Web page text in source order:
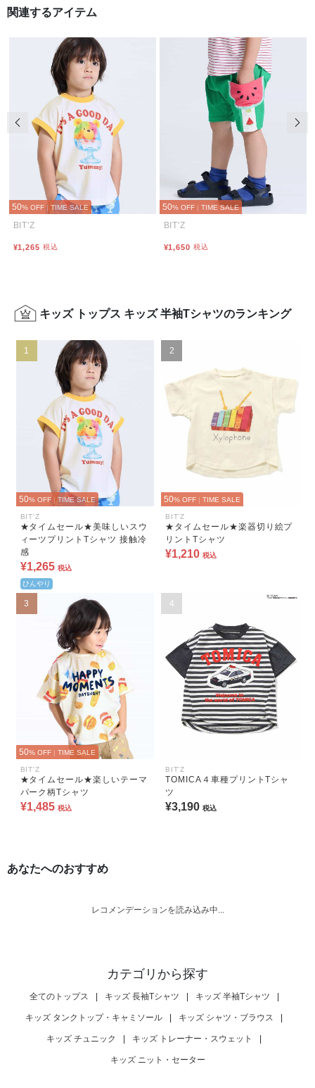
関連するアイテム
50% OFF | TIME SALE
BIT'Z
¥1,265 税込
50% OFF | TIME SALE
BIT'Z
¥1,650 税込
前の画像 次
キッズ トップス キッズ 半袖Tシャツのランキング
1
50% OFF | TIME SALE
BIT'Z
★タイムセール★美味しいスウ
ィーツプリントTシャツ 接触冷
感
¥1,265 税込
ひんやり
2
50% OFF | TIME SALE
BIT'Z
★タイムセール★楽器切り絵プ
リントTシャツ
¥1,210 税込
3
50% OFF | TIME SALE
BIT'Z
★タイムセール★楽しいテーマ
パーク柄Tシャツ
¥1,485 税込
4
BIT'Z
TOMICA４車種プリントTシャ
ツ
¥3,190 税込
あなたへのおすすめ
レコメンデーションを読み込み中...
カテゴリから探す
全てのトップス | キッズ 長袖Tシャツ | キッズ 半袖Tシャツ |
キッズ タンクトップ・キャミソール | キッズ シャツ・ブラウス |
キッズ チュニック | キッズ トレーナー・スウェット |
キッズ ニット・セーター